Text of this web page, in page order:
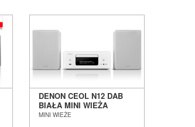
DENON CEOL N12 DAB
BIAŁA MINI WIEŻA
STEREO SALON POZNAŃ
MINI WIEŻE